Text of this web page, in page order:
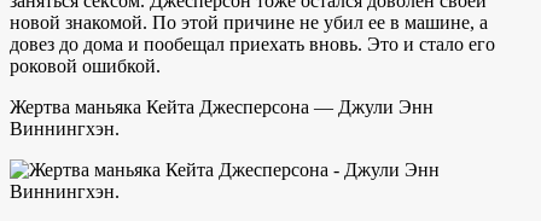
новой знакомой. По этой причине не убил ее в машине, а
довез до дома и пообещал приехать вновь. Это и стало его
роковой ошибкой.
Жертва маньяка Кейта Джесперсона — Джули Энн
Виннингхэн.